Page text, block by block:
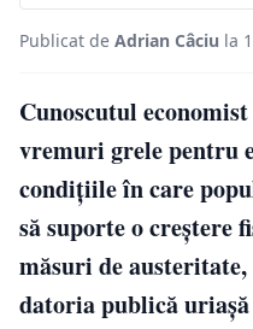
Publicat de Adrian Câciu la
Cunoscutul
vremuri grele pentru
condițiile în care
să suporte o creștere
măsuri de
datoria publică